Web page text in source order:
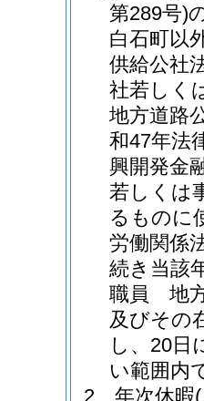
第289号)
白石町以
供給公社
社若しく
地方道路
和47年法
興開発金
若しくは
るものに
労働関係
続き当該
職員 地方
及びその
し、20日
い範囲内
2
年次休暇